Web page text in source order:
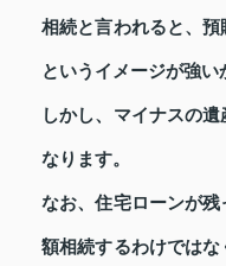
相続と言われると、
というイメージが強い
しかし、マイナスの
なります。
なお、住宅ローンが
額相続するわけではな